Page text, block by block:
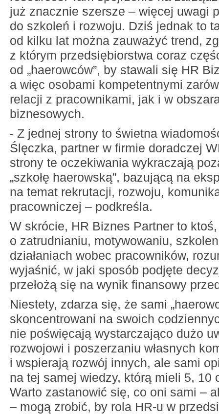
już znacznie szersze – więcej uwagi
do szkoleń i rozwoju. Dziś jednak to
od kilku lat można zauważyć trend,
z którym przedsiębiorstwa coraz
od „haerowców”, by stawali się HR
a więc osobami kompetentnymi
relacji z pracownikami, jak i w
biznesowych.
- Z jednej strony to świetna
Ślęczka, partner w firmie doradczej
strony te oczekiwania wykraczają
„szkołę haerowską”, bazującą na
na temat rekrutacji, rozwoju,
pracowniczej – podkreśla.
W skrócie, HR Biznes Partner to
o zatrudnianiu, motywowaniu,
działaniach wobec pracowników,
wyjaśnić, w jaki sposób podjęte
przełożą się na wynik finansowy
Niestety, zdarza się, że sami
skoncentrowani na swoich
nie poświęcają wystarczająco dużo
rozwojowi i poszerzaniu własnych
i wspierają rozwój innych, ale sami
na tej samej wiedzy, którą mieli 5,
Warto zastanowić się, co oni sami –
– mogą zrobić, by rola HR-u w